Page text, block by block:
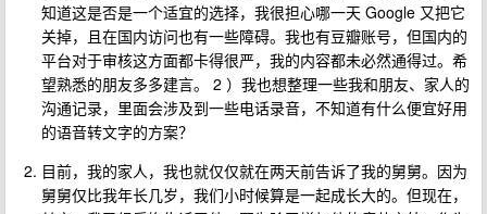
知道这是否是一个适宜的选择，我很担心哪一天 Google 又把它
关掉，且在国内访问也有一些障碍。我也有豆瓣账号，但国内的
平台对于审核这方面都卡得很严，我的内容都未必然通得过。希
望熟悉的朋友多多建言。 2 ）我也想整理一些我和朋友、家人的
沟通记录，里面会涉及到一些电话录音，不知道有什么便宜好用
的语音转文字的方案？
目前，我的家人，我也就仅仅就在两天前告诉了我的舅舅。因为
舅舅仅比我年长几岁，我们小时候算是一起成长大的。但现在，